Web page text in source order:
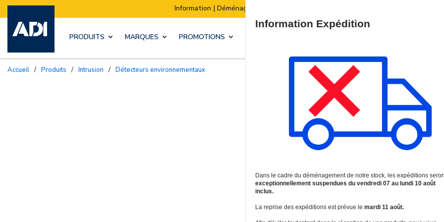
Information | Déménagement de notre stock : Les expéditions seront suspendues du 07 au 10 août inclus.
PRODUITS MARQUES PROMOTIONS
Accueil / Produits / Intrusion / Détecteurs environnementaux